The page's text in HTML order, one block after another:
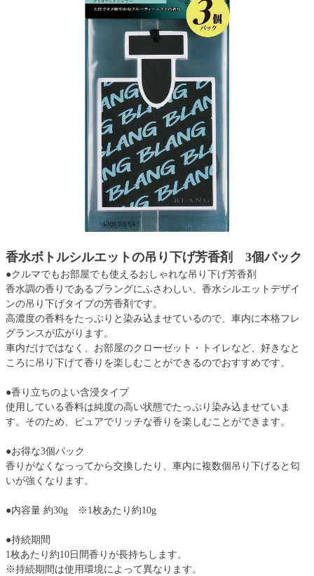
香水ボトルシルエットの吊り下げ芳香剤 3個パック
●クルマでもお部屋でも使えるおしゃれな吊り下げ芳香剤
香水調の香りであるブラングにふさわしい、香水シルエットデザイ
ンの吊り下げタイプの芳香剤です。
高濃度の香料をたっぷりと染み込ませているので、車内に本格フレ
グランスが広がります。
車内だけではなく、お部屋のクローゼット・トイレなど、好きなと
ころに吊り下げて香りを楽しむことができるのでおすすめです。
●香り立ちのよい含浸タイプ
使用している香料は純度の高い状態でたっぷり染み込ませていま
す。そのため、ピュアでリッチな香りを楽しむことができます。
●お得な3個パック
香りがなくなっってから交換したり、車内に複数個吊り下げると匂
いが強くなります。
●内容量 約30g ※1枚あたり約10g
●持続期間
1枚あたり約10日間香りが長持ちします。
※持続期間は使用環境によって異なります。